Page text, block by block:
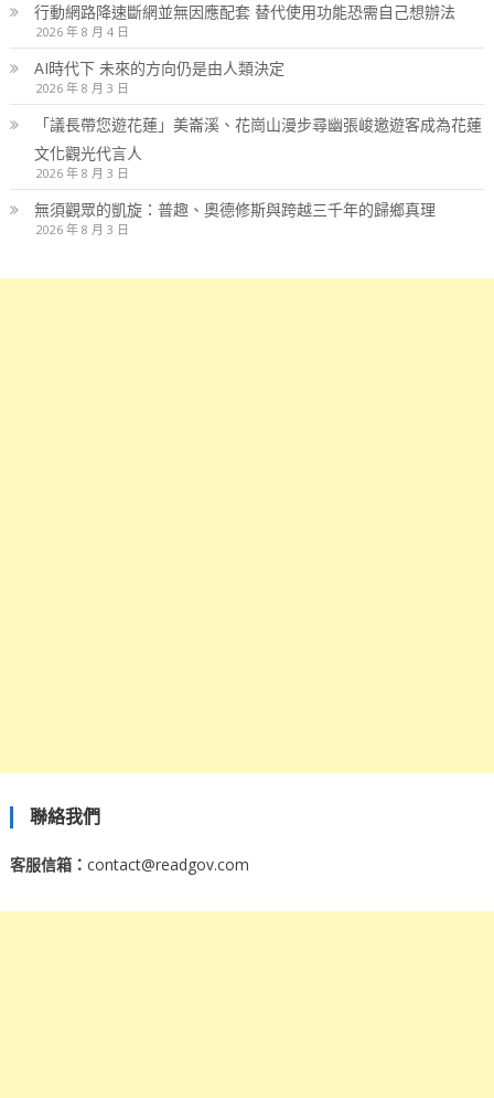
行動網路降速斷網並無因應配套 替代使用功能恐需自己想辦法
2026 年 8 月 4 日
AI時代下 未來的方向仍是由人類決定
2026 年 8 月 3 日
「議長帶您遊花蓮」美崙溪、花崗山漫步尋幽張峻邀遊客成為花蓮
文化觀光代言人
2026 年 8 月 3 日
無須觀眾的凱旋：普趣、奧德修斯與跨越三千年的歸鄉真理
2026 年 8 月 3 日
聯絡我們
客服信箱： contact@readgov.com